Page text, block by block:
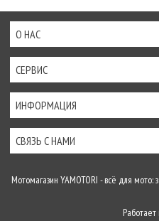
О НАС
СЕРВИС
ИНФОРМАЦИЯ
СВЯЗЬ С НАМИ
Мотомагазин YAMOTORI - всё для мото:
Работает